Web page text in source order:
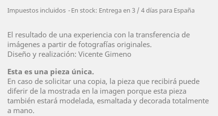
Impuestos incluidos En stock: Entrega en 3 / 4 días para España
El resultado de una experiencia con la transferencia de
imágenes a partir de fotografías originales.
Diseño y realización: Vicente Gimeno
Esta es una pieza única.
En caso de solicitar una copia, la pieza que recibirá puede
diferir de la mostrada en la imagen porque esta pieza
también estará modelada, esmaltada y decorada totalmente
a mano.